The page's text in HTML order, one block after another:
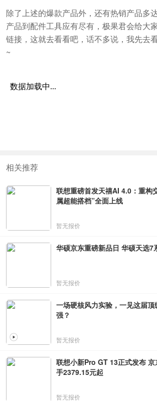
除了上述的爆款产品外，还有热销产品多
产品到配件工具应有尽有，极果君会给大
链接，这就去看看吧，话不多说，我先去
~
相关推荐
联想重磅首发天禧AI 4.0：重构
属超能搭档”全面上线
暂无报价
华硕京东重磅新品日 华硕天选7
暂无报价
一场硬核风力实验，一见这届
强？
暂无报价
联想小新Pro GT 13正式发布
手2379.15元起
暂无报价